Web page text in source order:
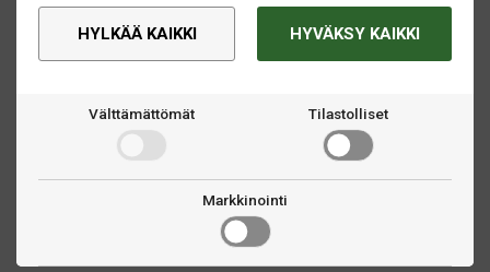
HYLKÄÄ KAIKKI HYVÄKSY KAIKKI
Välttämättömät Tilastolliset
Markkinointi